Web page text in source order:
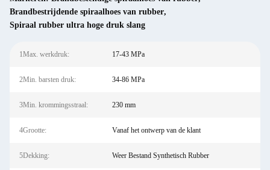
Brandbestrijdende spiraalhoes van rubber,
Spiraal rubber ultra hoge druk slang
1Max. werkdruk: 17-43 MPa
2Min. barsten druk: 34-86 MPa
3Min. krommingsstraal: 230 mm
4Grootte: Vanaf het ontwerp van de klant
5Dekking: Weer Bestand Synthetisch Rubber